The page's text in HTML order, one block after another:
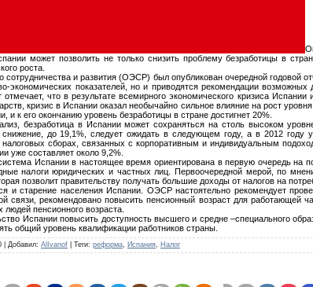
может позволить не только снизить проблему безработицы в
роста.
сотрудничества и развития (ОЭСР) был опубликован очередной годовой
экономических показателей, но и приводятся рекомендации
что в результате всемирного экономического кризиса
кризис в Испании оказал необычайно сильное влияние на рост
к его окончанию уровень безработицы в стране достигнет 20%.
безработица в Испании может сохраняться на столь высоком
до 19,1%, следует ожидать в следующем году, а в 2012 году
сборах, связанных с корпоративным и индивидуальным
уже составляет около 9,2%.
Испании в настоящее время ориентирована в первую очередь на
налоги юридических и частных лиц. Первоочередной мерой, по
позволит правительству получать большие доходы от налогов на
и старение населения Испании. ОЭСР настоятельно рекомендует
связи, рекомендовано повысить пенсионный возраст для работающей
пенсионного возраста.
Испании повысить доступность высшего и средне –специального
общий уровень квалификации работников страны.
Добавил: AlIvanof Теги: реформа Испания Налог